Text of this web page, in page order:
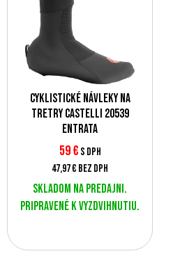
Cyklistické návleky na
tretry Castelli 20539
ENTRATA
59 € s DPH
47,97 € bez DPH
Skladom na predajni.
Pripravené k vyzdvihnutiu.